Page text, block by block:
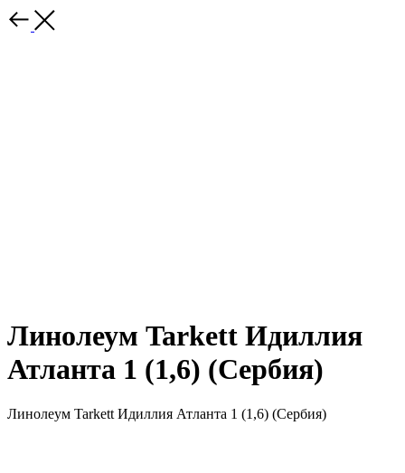
Линолеум Tarkett Идиллия
Атланта 1 (1,6) (Сербия)
Линолеум Tarkett Идиллия Атланта 1 (1,6) (Сербия)